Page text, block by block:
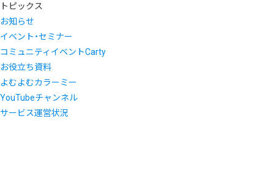
トピックス
お知らせ
イベント・セミナー
コミュニティイベントCarty
お役立ち資料
よむよむカラーミー
YouTubeチャンネル
サービス運営状況